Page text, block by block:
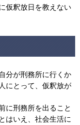
仮釈放日を教えない
分が刑務所に行くか
にとって、仮釈放が
に刑務所を出ること
はいえ、社会生活に